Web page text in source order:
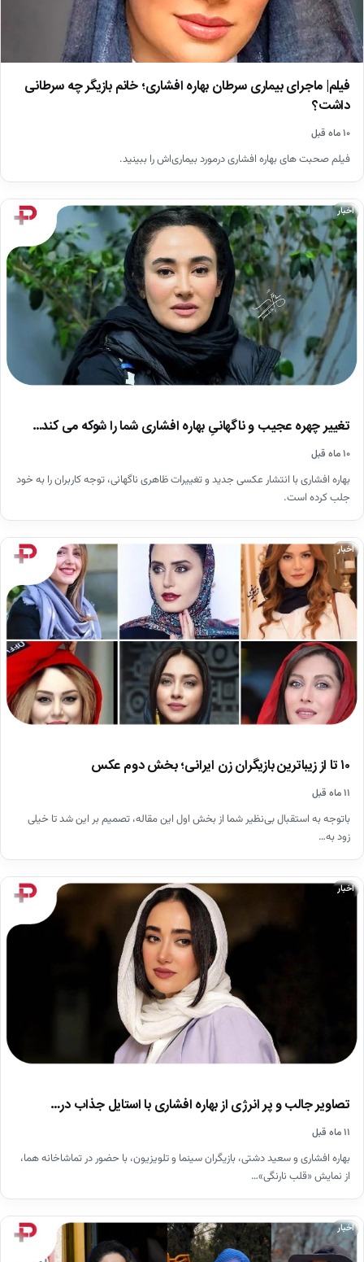
فیلم| ماجرای بیماری سرطان بهاره افشاری؛ خانم بازیگر چه سرطانی
داشت؟
۱۰ ماه قبل
فیلم صحبت های بهاره افشاری درمورد بیماری‌اش را ببینید.
اخبار
تغییر چهره عجیب و ناگهانیِ بهاره افشاری شما را شوکه می کند…
۱۰ ماه قبل
بهاره افشاری با انتشار عکسی جدید و تغییرات ظاهری ناگهانی، توجه کاربران را به خود
جلب کرده است.
اخبار
۱۰ تا از زیباترین بازیگران زن ایرانی؛ بخش دوم عکس
۱۱ ماه قبل
باتوجه به استقبال بی‌نظیر شما از بخش اول این مقاله، تصمیم بر این شد تا خیلی
زود به…
اخبار
تصاویر جالب و پر انرژی از بهاره افشاری با استایل جذاب در…
۱۱ ماه قبل
بهاره افشاری و سعید دشتی، بازیگران سینما و تلویزیون، با حضور در تماشاخانه هما،
از نمایش «قلب نارنگی»…
اخبار